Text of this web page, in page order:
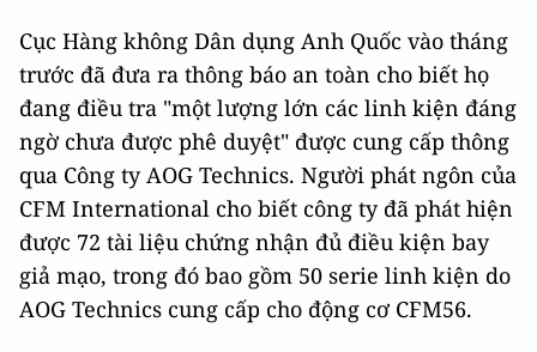
Cục Hàng không Dân dụng Anh Quốc vào tháng
trước đã đưa ra thông báo an toàn cho biết họ
đang điều tra "một lượng lớn các linh kiện đáng
ngờ chưa được phê duyệt" được cung cấp thông
qua Công ty AOG Technics. Người phát ngôn của
CFM International cho biết công ty đã phát hiện
được 72 tài liệu chứng nhận đủ điều kiện bay
giả mạo, trong đó bao gồm 50 serie linh kiện do
AOG Technics cung cấp cho động cơ CFM56.